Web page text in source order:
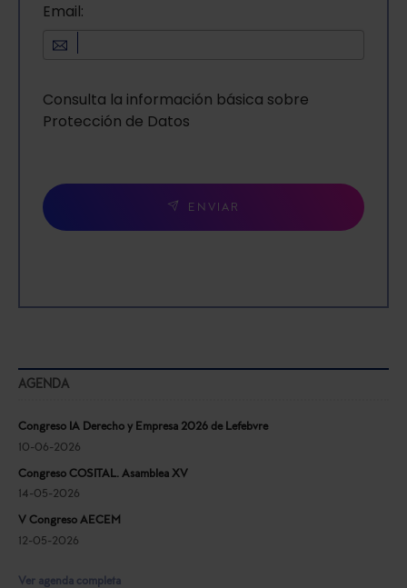
Email:
Consulta la información básica sobre
Protección de Datos
ENVIAR
AGENDA
Congreso IA Derecho y Empresa 2026 de Lefebvre
10-06-2026
Congreso COSITAL. Asamblea XV
14-05-2026
V Congreso AECEM
12-05-2026
Ver agenda completa